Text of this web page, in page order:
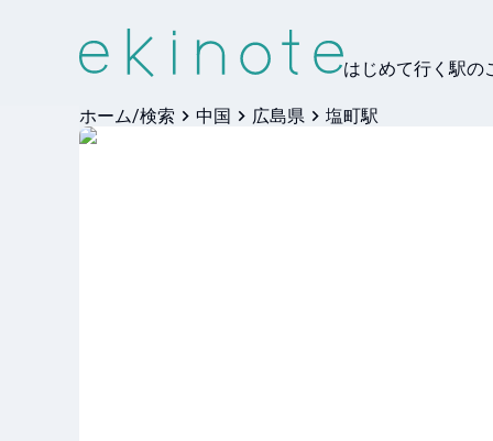
はじめて行く駅の
ホーム/検索 中国 広島県 塩町駅